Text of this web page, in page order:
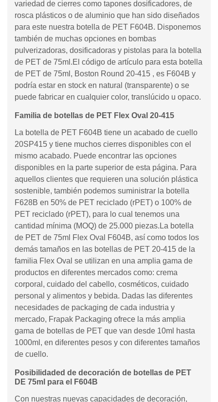
variedad de cierres como tapones dosificadores, de
rosca plásticos o de aluminio que han sido diseñados
para este nuestra botella de PET F604B. Disponemos
también de muchas opciones en bombas
pulverizadoras, dosificadoras y pistolas para la botella
de PET de 75ml.El código de artículo para esta botella
de PET de 75ml, Boston Round 20-415 , es F604B y
podría estar en stock en natural (transparente) o se
puede fabricar en cualquier color, translúcido u opaco.
Familia de botellas de PET Flex Oval 20-415
La botella de PET F604B tiene un acabado de cuello
20SP415 y tiene muchos cierres disponibles con el
mismo acabado. Puede encontrar las opciones
disponibles en la parte superior de esta página. Para
aquellos clientes que requieren una solución plástica
sostenible, también podemos suministrar la botella
F628B en 50% de PET reciclado (rPET) o 100% de
PET reciclado (rPET), para lo cual tenemos una
cantidad mínima (MOQ) de 25.000 piezas.La botella
de PET de 75ml Flex Oval F604B, así como todos los
demás tamaños en las botellas de PET 20-415 de la
familia Flex Oval se utilizan en una amplia gama de
productos en diferentes mercados como: crema
corporal, cuidado del cabello, cosméticos, cuidado
personal y alimentos y bebida. Dadas las diferentes
necesidades de packaging de cada industria y
mercado, Frapak Packaging ofrece la más amplia
gama de botellas de PET que van desde 10ml hasta
1000ml, en diferentes pesos y con diferentes tamaños
de cuello.
Posibilidaded de decoración de botellas de PET
DE 75ml para el F604B
Con nuestras nuevas capacidades de decoración,